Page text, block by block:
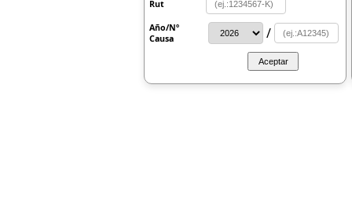
Rut
Año/Nº
Causa
/